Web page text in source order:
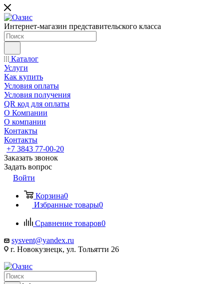
Интернет-магазин представительского класса
Каталог
Услуги
Как купить
Условия оплаты
Условия получения
QR код для оплаты
О Компании
О компании
Контакты
Контакты
+7 3843 77-00-20
Заказать звонок
Задать вопрос
Войти
Корзина0
Избранные товары0
Сравнение товаров0
sysvent@yandex.ru
г. Новокузнецк, ул. Тольятти 26